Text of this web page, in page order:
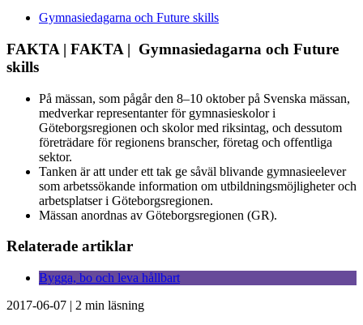
Gymnasiedagarna och Future skills
FAKTA | FAKTA | Gymnasiedagarna och Future
skills
På mässan, som pågår den 8–10 oktober på Svenska mässan,
medverkar representanter för gymnasieskolor i
Göteborgsregionen och skolor med riksintag, och dessutom
företrädare för regionens branscher, företag och offentliga
sektor.
Tanken är att under ett tak ge såväl blivande gymnasieelever
som arbetssökande information om utbildningsmöjligheter och
arbetsplatser i Göteborgsregionen.
Mässan anordnas av Göteborgsregionen (GR).
Relaterade artiklar
Bygga, bo och leva hållbart
2017-06-07 | 2 min läsning